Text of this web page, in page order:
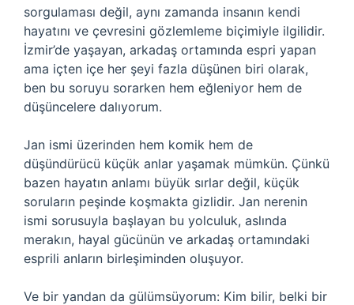
sorgulaması değil, aynı zamanda insanın kendi
hayatını ve çevresini gözlemleme biçimiyle ilgilidir.
İzmir’de yaşayan, arkadaş ortamında espri yapan
ama içten içe her şeyi fazla düşünen biri olarak,
ben bu soruyu sorarken hem eğleniyor hem de
düşüncelere dalıyorum.
Jan ismi üzerinden hem komik hem de
düşündürücü küçük anlar yaşamak mümkün. Çünkü
bazen hayatın anlamı büyük sırlar değil, küçük
soruların peşinde koşmakta gizlidir. Jan nerenin
ismi sorusuyla başlayan bu yolculuk, aslında
merakın, hayal gücünün ve arkadaş ortamındaki
esprili anların birleşiminden oluşuyor.
Ve bir yandan da gülümsüyorum: Kim bilir, belki bir